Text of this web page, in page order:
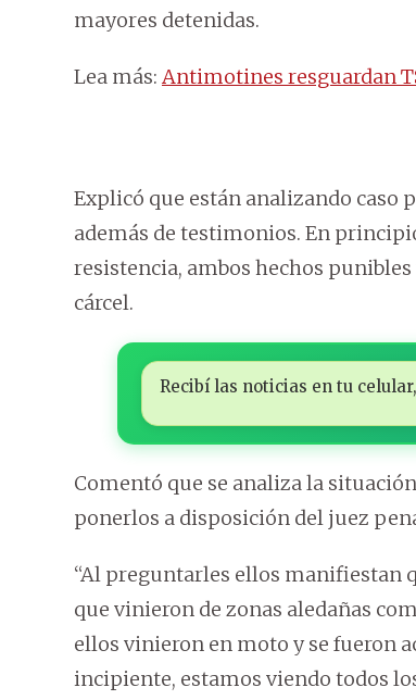
mayores detenidas.
Lea más: Antimotines resguardan
Explicó que están analizando caso
además de testimonios. En
resistencia, ambos hechos
cárcel.
Recibí las noticias en tu
Comentó que se analiza la
ponerlos a disposición del juez
“Al preguntarles ellos manifiestan
que vinieron de zonas aledañas
ellos vinieron en moto y se fueron
incipiente, estamos viendo todos